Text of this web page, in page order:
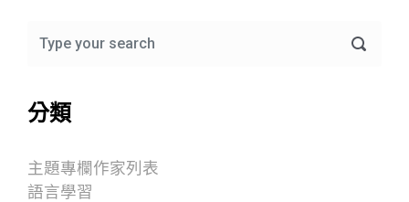
分類
主題專欄作家列表
語言學習